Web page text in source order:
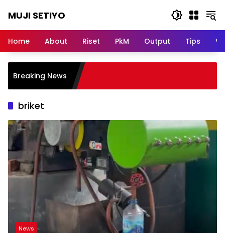
MUJI SETIYO
Bersama,
Home About Riset PkM Output Tips
Breaking News
briket
News